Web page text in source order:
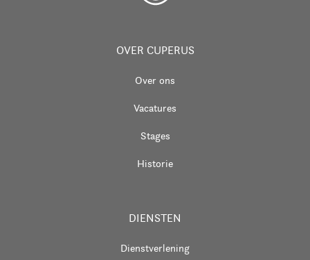
OVER CUPERUS
Over ons
Vacatures
Stages
Historie
DIENSTEN
Dienstverlening